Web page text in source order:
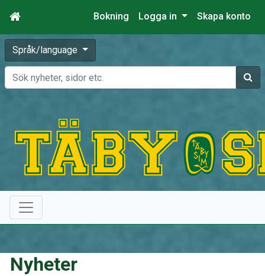
Bokning Logga in Skapa konto
Språk/language
Sök
Nyheter